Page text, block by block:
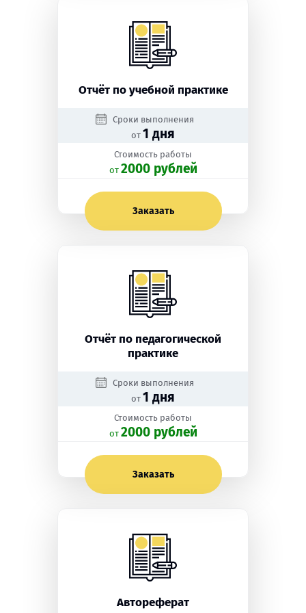
Отчёт по учебной практике
Сроки выполнения
от 1 дня
Стоимость работы
oт 2000 рублей
Заказать
Отчёт по педагогической
практике
Сроки выполнения
от 1 дня
Стоимость работы
oт 2000 рублей
Заказать
Автореферат